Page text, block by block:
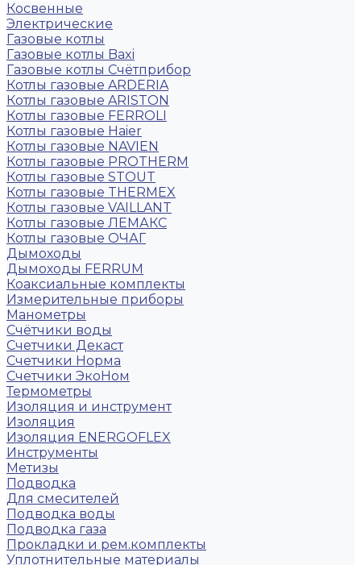
Косвенные
Электрические
Газовые котлы
Газовые котлы Baxi
Газовые котлы Счётприбор
Котлы газовые ARDERIA
Котлы газовые ARISTON
Котлы газовые FERROLI
Котлы газовые Haier
Котлы газовые NAVIEN
Котлы газовые PROTHERM
Котлы газовые STOUT
Котлы газовые THERMEX
Котлы газовые VAILLANT
Котлы газовые ЛЕМАКС
Котлы газовые ОЧАГ
Дымоходы
Дымоходы FERRUM
Коаксиальные комплекты
Измерительные приборы
Манометры
Счётчики воды
Счетчики Декаст
Счетчики Норма
Счетчики ЭкоНом
Термометры
Изоляция и инструмент
Изоляция
Изоляция ENERGOFLEX
Инструменты
Метизы
Подводка
Для смесителей
Подводка воды
Подводка газа
Прокладки и рем.комплекты
Уплотнительные материалы